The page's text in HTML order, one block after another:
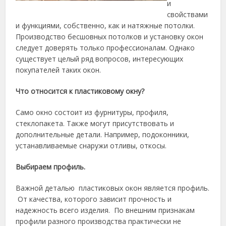
и
свойствами
и функциями, собственно, как и натяжные потолки.
Производство бесшовных потолков и установку окон
следует доверять только профессионалам. Однако
существует целый ряд вопросов, интересующих
покупателей таких окон.
Что относится к пластиковому окну?
Само окно состоит из фурнитуры, профиля,
стеклопакета. Также могут присутствовать и
дополнительные детали. Например, подоконники,
устанавливаемые снаружи отливы, откосы.
Выбираем профиль.
Важной деталью пластиковых окон является профиль.
От качества, которого зависит прочность и
надежность всего изделия. По внешним признакам
профили разного производства практически не